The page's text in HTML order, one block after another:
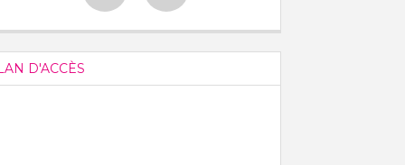
D'ACCÈS